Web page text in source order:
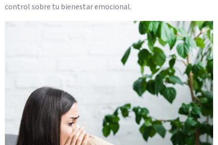
control sobre tu bienestar emocional.